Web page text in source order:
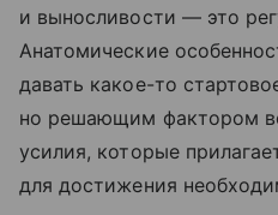
и выносливости — это
Анатомические
давать какое-то
но решающим фактором
усилия, которые
для достижения